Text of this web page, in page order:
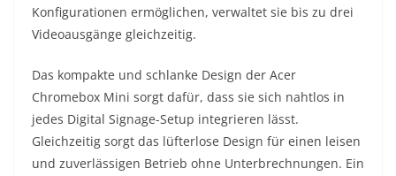
Konfigurationen ermöglichen, verwaltet sie bis zu drei
Videoausgänge gleichzeitig.
Das kompakte und schlanke Design der Acer
Chromebox Mini sorgt dafür, dass sie sich nahtlos in
jedes Digital Signage-Setup integrieren lässt.
Gleichzeitig sorgt das lüfterlose Design für einen leisen
und zuverlässigen Betrieb ohne Unterbrechnungen. Ein